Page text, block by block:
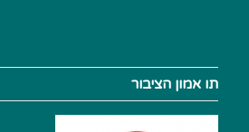
תו אמון הציבור